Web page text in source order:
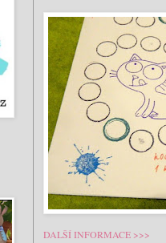
DALŠÍ INFORMACE >>>